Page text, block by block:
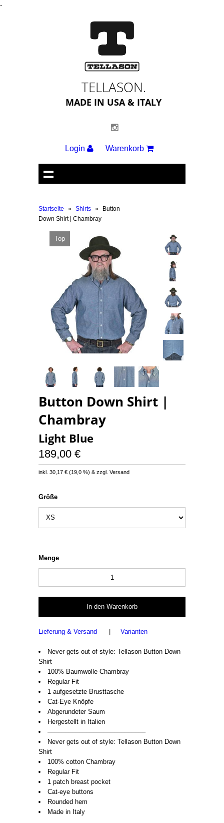
-
TELLASON.
MADE IN USA & ITALY
Login Warenkorb
Startseite » Shirts »
Button
Down Shirt | Chambray
Top
Button Down Shirt |
Chambray
Light Blue
189,00 €
inkl.30,17 € (19,0 %) & zzgl. Versand
Größe
Menge
Lieferung & Versand Varianten
Never gets out of style: Tellason Button Down
Shirt
100% Baumwolle Chambray
Regular Fit
1 aufgesetzte Brusttasche
Cat-Eye Knöpfe
Abgerundeter Saum
Hergestellt in Italien
––––––––––––––––––––––––––––
Never gets out of style: Tellason Button Down
Shirt
100% cotton Chambray
Regular Fit
1 patch breast pocket
Cat-eye buttons
Rounded hem
Made in Italy